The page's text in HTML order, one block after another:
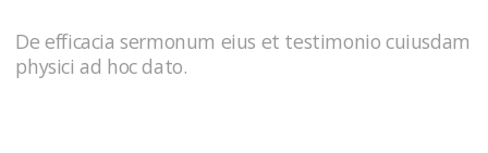
De efficacia sermonum eius et testimonio cuiusdam
physici ad hoc dato.